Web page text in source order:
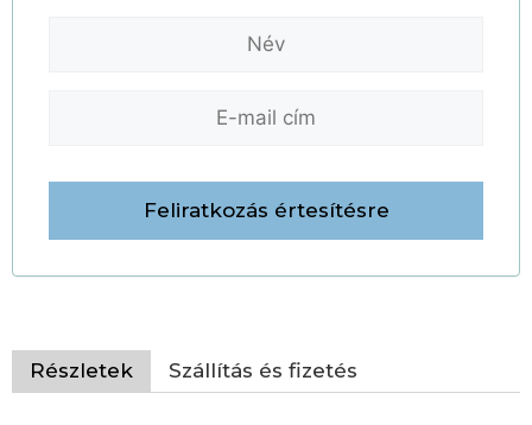
Részletek Szállítás és fizetés